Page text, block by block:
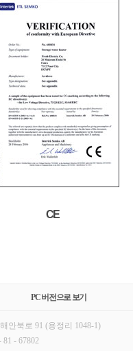
CE
PC 버전으로 보기
안북로 91 (용정리 1048-1)
- 67802